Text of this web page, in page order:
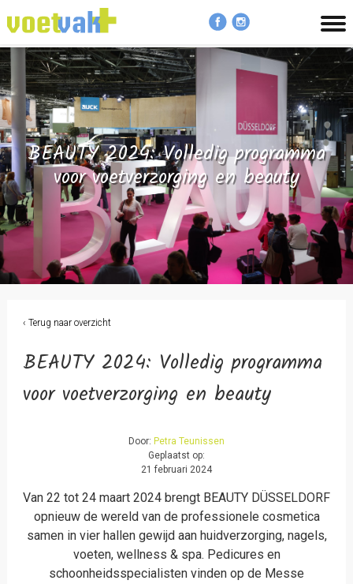
BEAUTY 2024: Volledig programma
voor voetverzorging en beauty
‹ Terug naar overzicht
BEAUTY 2024: Volledig programma
voor voetverzorging en beauty
Door: Petra Teunissen
Geplaatst op:
21 februari 2024
Van 22 tot 24 maart 2024 brengt BEAUTY DÜSSELDORF
opnieuw de wereld van de professionele cosmetica
samen in vier hallen gewijd aan huidverzorging, nagels,
voeten, wellness & spa. Pedicures en
schoonheidsspecialisten vinden op de Messe